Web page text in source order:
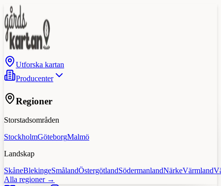
Utforska kartan
Producenter
Regioner
Storstadsområden
StockholmGöteborgMalmö
Landskap
SkåneBlekingeSmålandÖstergötlandSödermanlandNärkeVärmland
Alla regioner →